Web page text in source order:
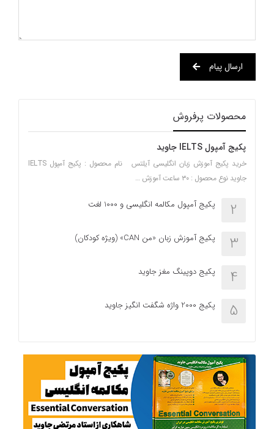
ارسال پیام
محصولات پرفروش
پکیج آمپول IELTS جاوید
خرید پکیج آموزش زبان انگلیسی آیلتس نام محصول : پکیج آمپول IELTS
جاوید نوع محصول : ۳۰ ساعت آموزش …
2 پکیج آمپول مکالمه انگلیسی و 1000 لغت
3 پکیج آموزش زبان «من CAN» (ویژه کودکان)
4 پکیج دوپینگ مغز جاوید
5 پکیج 2000 واژه شگفت انگیز جاوید